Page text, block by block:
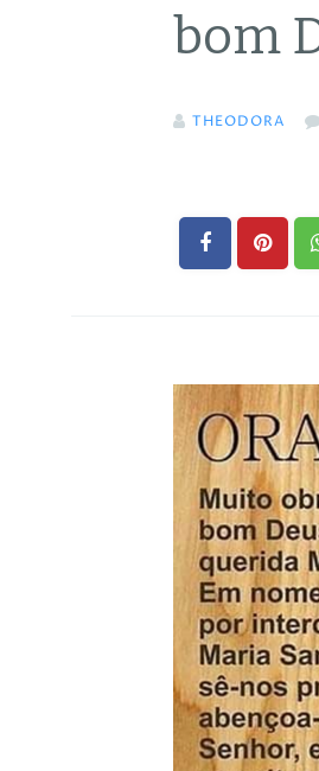
bom
THEODORA